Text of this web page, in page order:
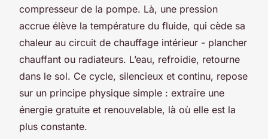
compresseur de la pompe. Là, une pression
accrue élève la température du fluide, qui cède sa
chaleur au circuit de chauffage intérieur - plancher
chauffant ou radiateurs. L’eau, refroidie, retourne
dans le sol. Ce cycle, silencieux et continu, repose
sur un principe physique simple : extraire une
énergie gratuite et renouvelable, là où elle est la
plus constante.